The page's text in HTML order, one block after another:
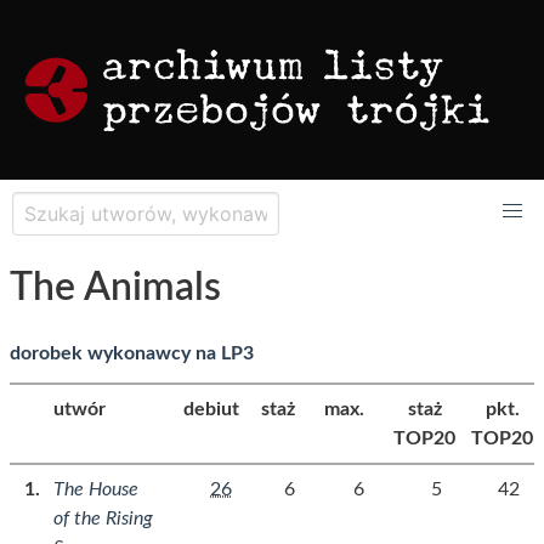
The Animals
dorobek wykonawcy na LP3
utwór debiut staż max.
staż
TOP20
pkt.
TOP20
The House
of the Rising
26 6 6 5 42